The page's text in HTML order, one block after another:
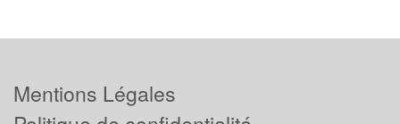
Mentions Légales